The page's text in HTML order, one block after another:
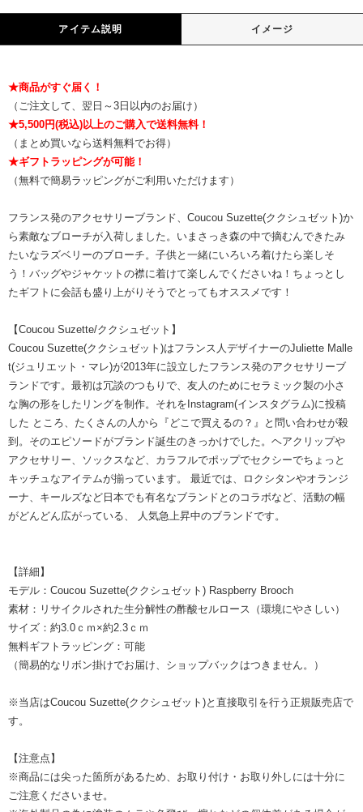
アイテム説明 イメージ
★商品がすぐ届く！
（ご注文して、翌日～3日以内のお届け）
★5,500円(税込)以上のご購入で送料無料！
（まとめ買いなら送料無料でお得）
★ギフトラッピングが可能！
（無料で簡易ラッピングがご利用いただけます）
フランス発のアクセサリーブランド、Coucou Suzette(ククシュゼット)か
ら素敵なブローチが入荷しました。いまさっき森の中で摘むんできたみ
たいなラズベリーのブローチ。子供と一緒にいろいろ着けたら楽しそ
う！バッグやジャケットの襟に着けて楽しんでくださいね！ちょっとし
たギフトに会話も盛り上がりそうでとってもオススメです！
【Coucou Suzette/ククシュゼット】
Coucou Suzette(ククシュゼット)はフランス人デザイナーのJuliette Malle
t(ジュリエット・マレ)が2013年に設立したフランス発のアクセサリーブ
ランドです。最初は冗談のつもりで、友人のためにセラミック製の小さ
な胸の形をしたリングを制作。それをInstagram(インスタグラム)に投稿
した ところ、たくさんの人から『どこで買えるの？』と問い合わせが殺
到。そのエピソードがブランド誕生のきっかけでした。ヘアクリップや
アクセサリー、ソックスなど、カラフルでポップでセクシーでちょっと
キッチュなアイテムが揃っています。 最近では、ロクシタンやオランジ
ーナ、キールズなど日本でも有名なブランドとのコラボなど、活動の幅
がどんどん広がっている、 人気急上昇中のブランドです。
【詳細】
モデル：Coucou Suzette(ククシュゼット) Raspberry Brooch
素材：リサイクルされた生分解性の酢酸セルロース（環境にやさしい）
サイズ：約3.0ｃｍ×約2.3ｃｍ
無料ギフトラッピング：可能
（簡易的なリボン掛けでお届け、ショップバックはつきません。）
※当店はCoucou Suzette(ククシュゼット)と直接取引を行う正規販売店で
す。
【注意点】
※商品には尖った箇所があるため、お取り付け・お取り外しには十分に
ご注意くださいませ。